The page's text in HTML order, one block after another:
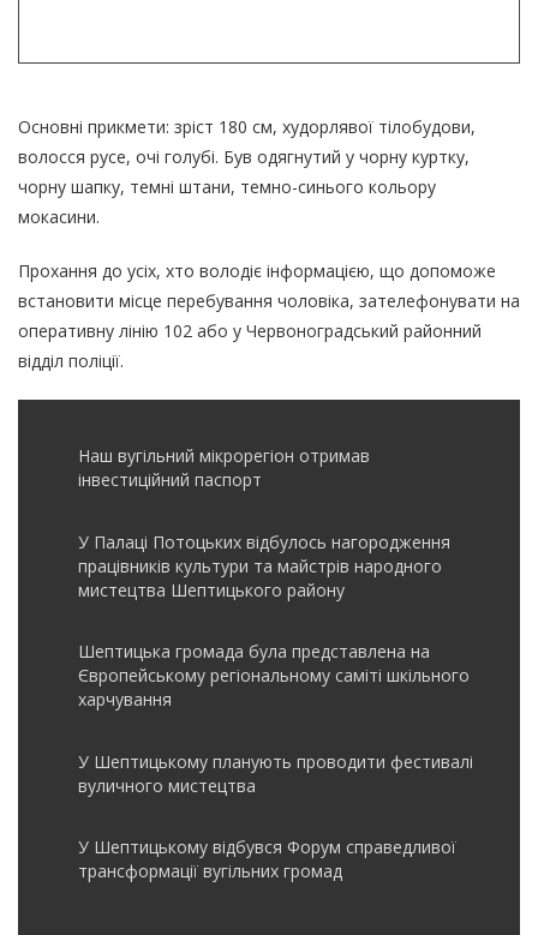
Основні прикмети: зріст 180 см, худорлявої тілобудови,
волосся русе, очі голубі. Був одягнутий у чорну куртку,
чорну шапку, темні штани, темно-синього кольору
мокасини.
Прохання до усіх, хто володіє інформацією, що допоможе
встановити місце перебування чоловіка, зателефонувати на
оперативну лінію 102 або у Червоноградський районний
відділ поліції.
Наш вугільний мікрорегіон отримав
інвеcтиційний паспорт
У Палаці Потоцьких відбулось нагородження
працівників культури та майстрів народного
мистецтва Шептицького району
Шептицька громада була представлена на
Європейському регіональному саміті шкільного
харчування
У Шептицькому планують проводити фестивалі
вуличного мистецтва
У Шептицькому відбувся Форум справедливої
трансформації вугільних громад